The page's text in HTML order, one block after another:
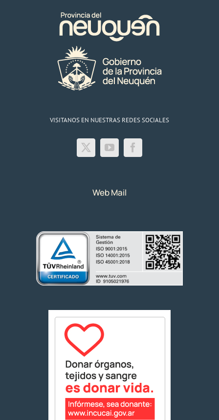
VISITANOS EN NUESTRAS REDES SOCIALES
Web Mail